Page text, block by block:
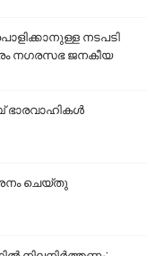
നടപടി
നഗരസഭ ജനകീയ
ഭാരവാഹികൾ
ചെയ്തു